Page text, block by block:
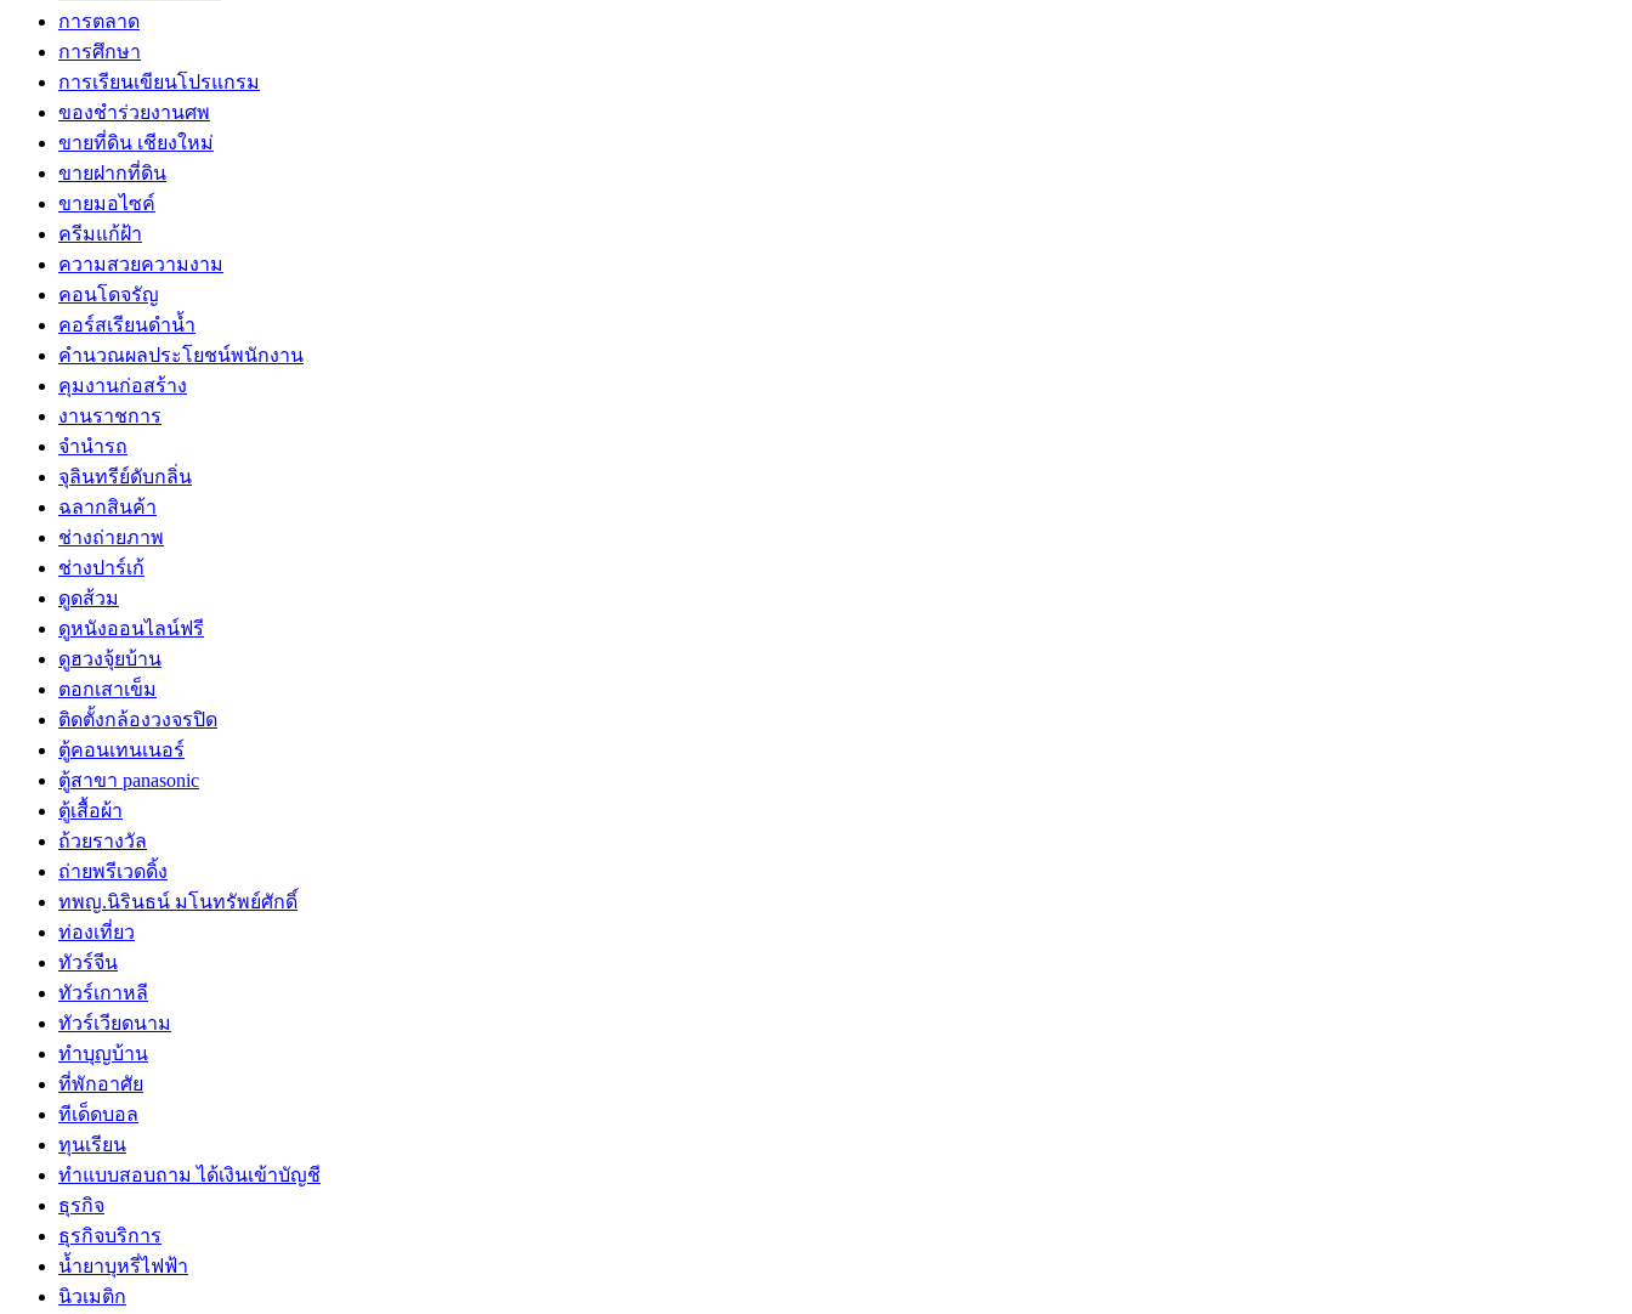
การตลาด
การศึกษา
การเรียนเขียนโปรแกรม
ของชำร่วยงานศพ
ขายที่ดิน เชียงใหม่
ขายฝากที่ดิน
ขายมอไซค์
ครีมแก้ฝ้า
ความสวยความงาม
คอนโดจรัญ
คอร์สเรียนดำน้ำ
คำนวณผลประโยชน์พนักงาน
คุมงานก่อสร้าง
งานราชการ
จำนำรถ
จุลินทรีย์ดับกลิ่น
ฉลากสินค้า
ช่างถ่ายภาพ
ช่างปาร์เก้
ดูดส้วม
ดูหนังออนไลน์ฟรี
ดูฮวงจุ้ยบ้าน
ตอกเสาเข็ม
ติดตั้งกล้องวงจรปิด
ตู้คอนเทนเนอร์
ตู้สาขา panasonic
ตู้เสื้อผ้า
ถ้วยรางวัล
ถ่ายพรีเวดดิ้ง
ทพญ.นิรินธน์ มโนทรัพย์ศักดิ์
ท่องเที่ยว
ทัวร์จีน
ทัวร์เกาหลี
ทัวร์เวียดนาม
ทำบุญบ้าน
ที่พักอาศัย
ทีเด็ดบอล
ทุนเรียน
ทําแบบสอบถาม ได้เงินเข้าบัญชี
ธุรกิจ
ธุรกิจบริการ
น้ำยาบุหรี่ไฟฟ้า
นิวเมติก